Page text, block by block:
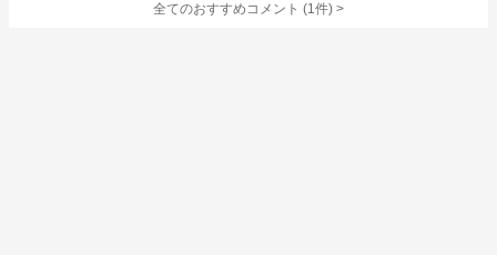
全てのおすすめコメント (1件) >